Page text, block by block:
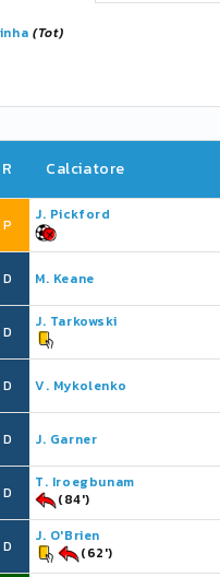
(Tot)
R Calciatore
P
J. Pickford
D M. Keane
D
J. Tarkowski
D V. Mykolenko
D J. Garner
D
T. Iroegbunam
(84')
D
J. O'Brien
(62')